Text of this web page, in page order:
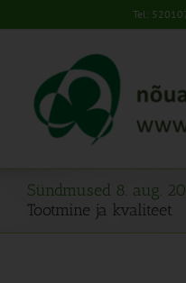
to
Tel:
Sündmused 8. aug.
Tootmine ja kvaliteet